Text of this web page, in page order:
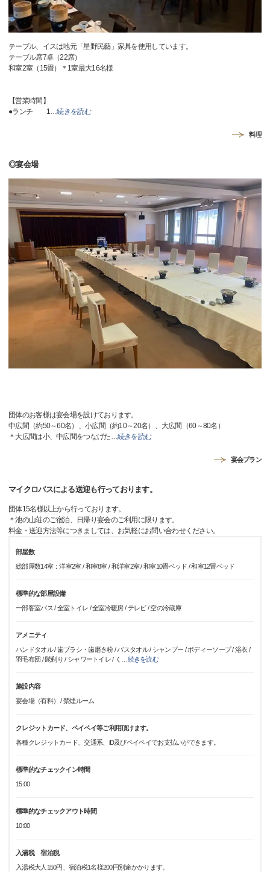
テーブル、イスは地元「星野民藝」家具を使用しています。
テーブル席7卓（22席）
和室2室（15畳）＊1室最大16名様
【営業時間】
●ランチ 1…続きを読む
料理
◎宴会場
団体のお客様は宴会場を設けております。
中広間（約50～60名）、小広間（約10～20名）、大広間（60～80名）
＊大広間は小、中広間をつなげた…続きを読む
宴会プラン
マイクロバスによる送迎も行っております。
団体15名様以上から行っております。
＊池の山荘のご宿泊、日帰り宴会のご利用に限ります。
料金・送迎方法等につきましては、お気軽にお問い合わせください。
部屋数
総部屋数14室：洋室2室 / 和室8室 / 和洋室2室 / 和室10畳ベッド / 和室12畳ベッド
標準的な部屋設備
一部客室バス / 全室トイレ / 全室冷暖房 / テレビ / 空の冷蔵庫
アメニティ
ハンドタオル / 歯ブラシ・歯磨き粉 / バスタオル / シャンプー / ボディーソープ / 浴衣 /
羽毛布団 / 髭剃り / シャワートイレ / く
続きを読む
施設内容
宴会場（有料） / 禁煙ルーム
クレジットカード、ペイペイ等ご利用頂けます。
各種クレジットカード、交通系、iD及びペイペイでお支払いができます。
標準的なチェックイン時間
15:00
標準的なチェックアウト時間
10:00
入湯税 宿泊税
入湯税大人150円、宿泊税1名様200円別途かかります。